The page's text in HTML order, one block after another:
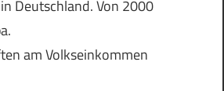
Deutschland. Von 2000
am Volkseinkommen